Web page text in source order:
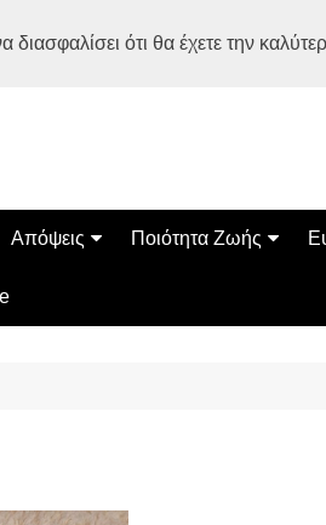
ότι θα έχετε την
Απόψεις
Αρθρογραφία
Ποιότητα Ζωής
Ασκηση